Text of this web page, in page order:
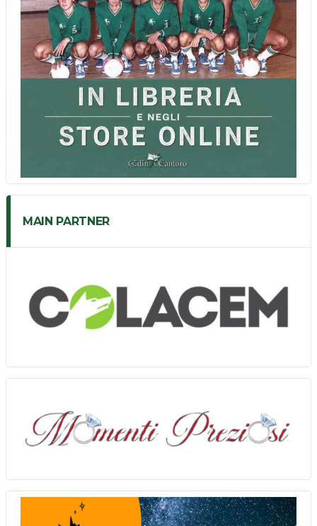
MAIN PARTNER